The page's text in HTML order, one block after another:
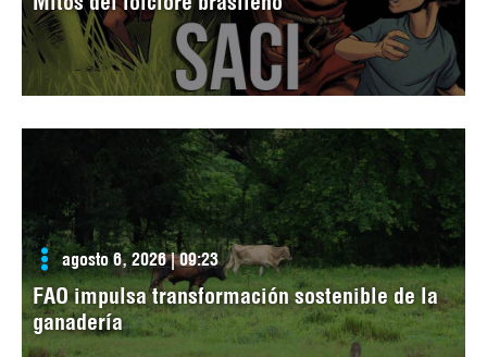
agosto 6, 2026 | 09:23
FAO impulsa transformación sostenible de la
ganadería